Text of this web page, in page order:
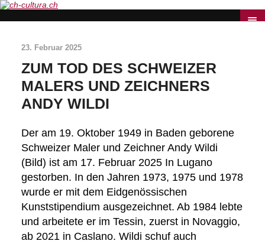
23. Februar 2025
ZUM TOD DES SCHWEIZER
MALERS UND ZEICHNERS
ANDY WILDI
Der am 19. Oktober 1949 in Baden geborene
Schweizer Maler und Zeichner Andy Wildi
(Bild) ist am 17. Februar 2025 In Lugano
gestorben. In den Jahren 1973, 1975 und 1978
wurde er mit dem Eidgenössischen
Kunststipendium ausgezeichnet. Ab 1984 lebte
und arbeitete er im Tessin, zuerst in Novaggio,
ab 2021 in Caslano. Wildi schuf auch